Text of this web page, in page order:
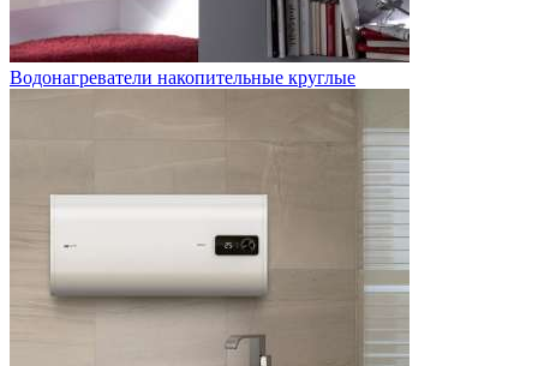
Водонагреватели накопительные круглые